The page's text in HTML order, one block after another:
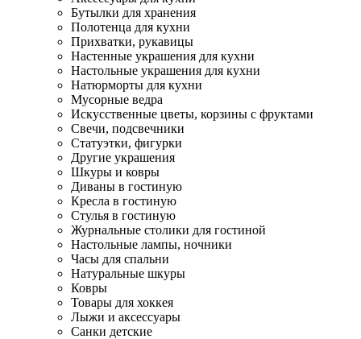
Бутылки для хранения
Полотенца для кухни
Прихватки, рукавицы
Настенные украшения для кухни
Настольные украшения для кухни
Натюрморты для кухни
Мусорные ведра
Искусственные цветы, корзины с фруктами
Свечи, подсвечники
Статуэтки, фигурки
Другие украшения
Шкуры и ковры
Диваны в гостиную
Кресла в гостиную
Стулья в гостиную
Журнальные столики для гостиной
Настольные лампы, ночники
Часы для спальни
Натуральные шкуры
Ковры
Товары для хоккея
Лыжи и аксессуары
Санки детские